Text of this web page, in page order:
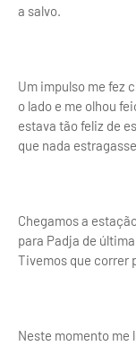
a salvo.
Um impulso me fez
o lado e me olhou
estava tão feliz de
que nada
Chegamos a
para Padja de
Tivemos que correr
Neste momento me